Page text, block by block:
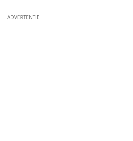
ADVERTENTIE